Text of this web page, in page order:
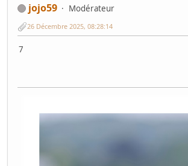
jojo59
Modérateur
26 Décembre 2025, 08:28:14
7